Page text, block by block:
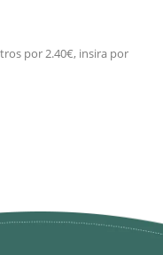
por 2.40€, insira por